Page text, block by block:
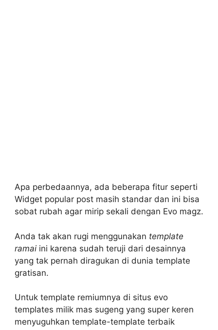
Apa perbedaannya, ada beberapa fitur seperti
Widget popular post masih standar dan ini bisa
sobat rubah agar mirip sekali dengan Evo magz.
Anda tak akan rugi menggunakan template
ramai ini karena sudah teruji dari desainnya
yang tak pernah diragukan di dunia template
gratisan.
Untuk template remiumnya di situs evo
templates milik mas sugeng yang super keren
menyuguhkan template-template terbaik